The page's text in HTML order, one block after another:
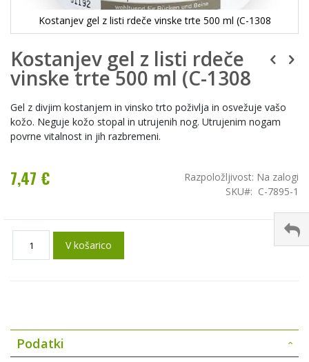
Kostanjev gel z listi rdeče vinske trte 500 ml (C-1308
Kostanjev gel z listi rdeče
vinske trte 500 ml (C-1308
Gel z divjim kostanjem in vinsko trto poživlja in osvežuje vašo
kožo. Neguje kožo stopal in utrujenih nog. Utrujenim nogam
povrne vitalnost in jih razbremeni.
7,47 € Razpoložljivost: Na zalogi
SKU
C-7895-1
V košarico
Podatki